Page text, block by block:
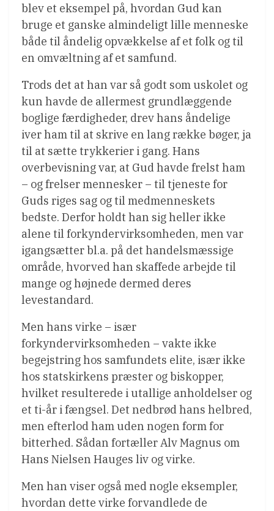
blev et eksempel på, hvordan Gud kan
bruge et ganske almindeligt lille menneske
både til åndelig opvækkelse af et folk og til
en omvæltning af et samfund.
Trods det at han var så godt som uskolet og
kun havde de allermest grundlæggende
boglige færdigheder, drev hans åndelige
iver ham til at skrive en lang række bøger, ja
til at sætte trykkerier i gang. Hans
overbevisning var, at Gud havde frelst ham
– og frelser mennesker – til tjeneste for
Guds riges sag og til medmenneskets
bedste. Derfor holdt han sig heller ikke
alene til forkyndervirksomheden, men var
igangsætter bl.a. på det handelsmæssige
område, hvorved han skaffede arbejde til
mange og højnede dermed deres
levestandard.
Men hans virke – især
forkyndervirksomheden – vakte ikke
begejstring hos samfundets elite, især ikke
hos statskirkens præster og biskopper,
hvilket resulterede i utallige anholdelser og
et ti-år i fængsel. Det nedbrød hans helbred,
men efterlod ham uden nogen form for
bitterhed. Sådan fortæller Alv Magnus om
Hans Nielsen Hauges liv og virke.
Men han viser også med nogle eksempler,
hvordan dette virke forvandlede de